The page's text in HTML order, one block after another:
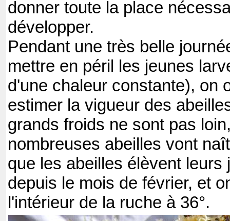
donner toute la place
développer.
Pendant une très belle
mettre en péril les jeunes
d'une chaleur constante), on
estimer la vigueur des
grands froids ne sont pas
nombreuses abeilles vont
que les abeilles élèvent leurs
depuis le mois de février, et
l'intérieur de la ruche à 36°.